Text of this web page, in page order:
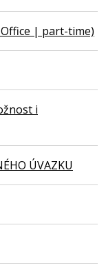
| part-time)
i
ÚVAZKU